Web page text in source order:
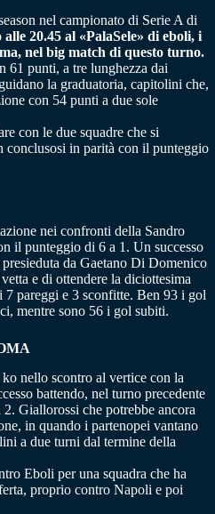
nel campionato di Serie A di
20.45 al «PalaSele» di eboli, i
nel big match di questo turno.
61 punti, a tre lunghezza dai
la graduatoria, capitolini che,
con 54 punti a due sole
con le due squadre che si
conclusosi in parità con il punteggio
nei confronti della Sandro
il punteggio di 6 a 1. Un successo
da Gaetano Di Domenico
e di ottendere la diciottesima
pareggi e 3 sconfitte. Ben 93 i gol
mentre sono 56 i gol subiti.
nello scontro al vertice con la
battendo, nel turno precedente
Giallorossi che potrebbe ancora
in quando i partenopei vantano
a due turni dal termine della
Eboli per una squadra che ha
proprio contro Napoli e poi